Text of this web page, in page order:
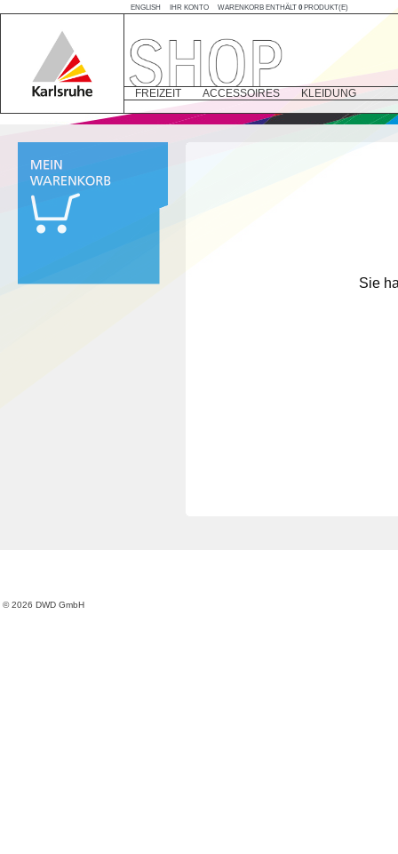
ENGLISH IHR KONTO WARENKORB ENTHÄLT 0 PRODUKT(E)
FREIZEIT ACCESSOIRES KLEIDUNG
Sie
© 2026 DWD GmbH